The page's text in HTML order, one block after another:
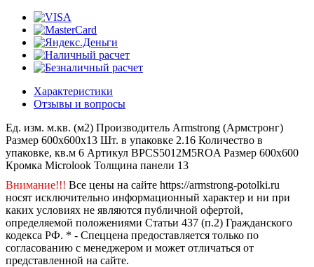
Характеристики
Отзывы и вопросы
Ед. изм. м.кв. (м2) Производитель Armstrong (Армстронг)
Размер 600x600x13 Шт. в упаковке 2.16 Количество в
упаковке, кв.м 6 Артикул BPCS5012M5ROA Размер 600x600
Кромка Microlook Толщина панели 13
Внимание!!! Все цены на сайте https://armstrong-potolki.ru
носят исключительно информационный характер и ни при
каких условиях не являются публичной офертой,
определяемой положениями Статьи 437 (п.2) Гражданского
кодекса РФ. * - Спеццена предоставляется только по
согласованию с менеджером и может отличаться от
представленной на сайте.